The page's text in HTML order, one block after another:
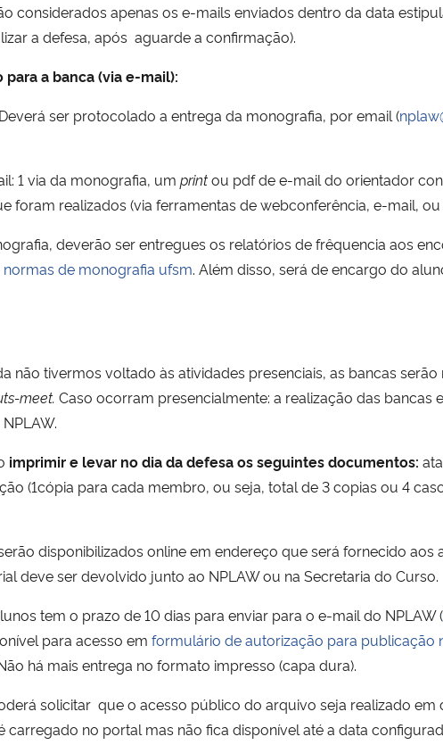
considerados apenas os e-mails enviados dentro da data
a defesa, após aguarde a confirmação).
a banca (via e-mail):
ser protocolado a entrega da monografia, por email (
1 via da monografia, um printou pdf de e-mail do orientador
foram realizados (via ferramentas de webconferência, e-mail, ou
deverão ser entregues os relatórios de frêquencia aos
normas de monografia ufsm. Além disso, será de encargo do
não tivermos voltado às atividades presenciais, as bancas
meet. Caso ocorram presencialmente: a realização das
imprimir e levar no dia da defesa os seguintes documentos:
(1cópia para cada membro, ou seja, total de 3 copias ou 4
disponibilizados online em endereço que será fornecido aos
deve ser devolvido junto ao NPLAW ou na Secretaria do Curso.
tem o prazo de 10 dias para enviar para o e-mail do NPLAW (
para acesso em formulário de autorização para publicação
há mais entrega no formato impresso (capa dura).
solicitar que o acesso público do arquivo seja realizado em
carregado no portal mas não fica disponível até a data